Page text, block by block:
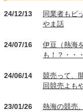
24/12/13
同業者もビ
やま話
24/07/16
伊豆（熱海
も！？・・
24/06/14
競売って、
回競売よも
23/01/26
熱海の競売